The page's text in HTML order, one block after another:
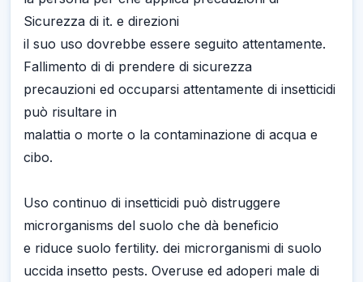
Sicurezza di it. e direzioni
il suo uso dovrebbe essere seguito attentamente.
Fallimento di di prendere di sicurezza
precauzioni ed occuparsi attentamente di insetticidi
può risultare in
malattia o morte o la contaminazione di acqua e
cibo.
Uso continuo di insetticidi può distruggere
microrganisms del suolo che dà beneficio
e riduce suolo fertility. dei microrganismi di suolo
uccida insetto pests. Overuse ed adoperi male di